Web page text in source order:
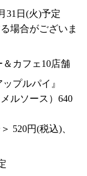
31日(火)予定
場合がございま
カフェ10店舗
プルパイ』
ルソース）640
520円(税込)、